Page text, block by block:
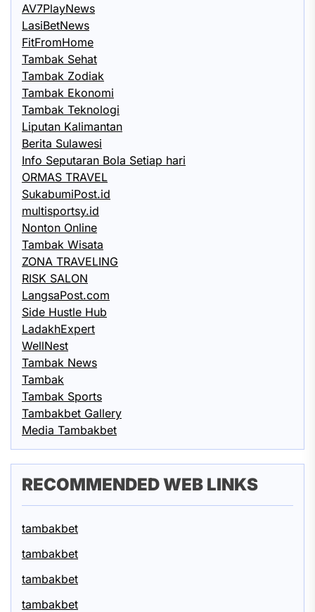
AV7PlayNews
LasiBetNews
FitFromHome
Tambak Sehat
Tambak Zodiak
Tambak Ekonomi
Tambak Teknologi
Liputan Kalimantan
Berita Sulawesi
Info Seputaran Bola Setiap hari
ORMAS TRAVEL
SukabumiPost.id
multisportsy.id
Nonton Online
Tambak Wisata
ZONA TRAVELING
RISK SALON
LangsaPost.com
Side Hustle Hub
LadakhExpert
WellNest
Tambak News
Tambak
Tambak Sports
Tambakbet Gallery
Media Tambakbet
RECOMMENDED WEB LINKS
tambakbet
tambakbet
tambakbet
tambakbet